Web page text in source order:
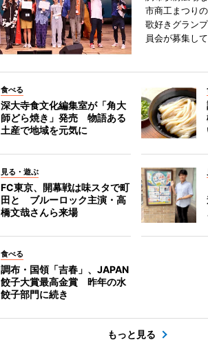
市商工まつり
歌好きグラン
員会が募集して
食べる
深大寺食文化編集室が「角大
師どら焼き」発売 物語ある
土産で地域を元気に
見る・遊ぶ
FC東京、開幕戦は味スタで町
田と ブルーロック主演・高
橋文哉さんら来場
食べる
調布・国領「吉春」、JAPAN
餃子大賞最高金賞 昨年の水
餃子部門に続き
もっと見る